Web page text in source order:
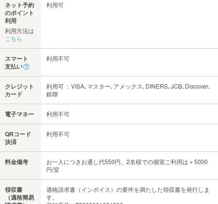
ネット予約
のポイント
利用
利用方法は
こちら
利用可
スマート
支払い
利用不可
クレジット
カード
利用可 ：VISA､マスター､アメックス､DINERS､JCB､Discover､
銀聯
電子マネー 利用不可
QRコード
決済
利用不可
料金備考
お一人につきお通し代550円。2名様での個室ご利用は＋5000
円/室
領収書
（適格簡易
適格請求書（インボイス）の要件を満たした領収書を発行しま
す。